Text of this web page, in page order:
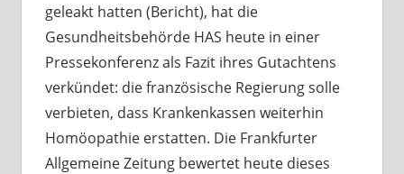
geleakt hatten (Bericht), hat die
Gesundheitsbehörde HAS heute in einer
Pressekonferenz als Fazit ihres Gutachtens
verkündet: die französische Regierung solle
verbieten, dass Krankenkassen weiterhin
Homöopathie erstatten. Die Frankfurter
Allgemeine Zeitung bewertet heute dieses